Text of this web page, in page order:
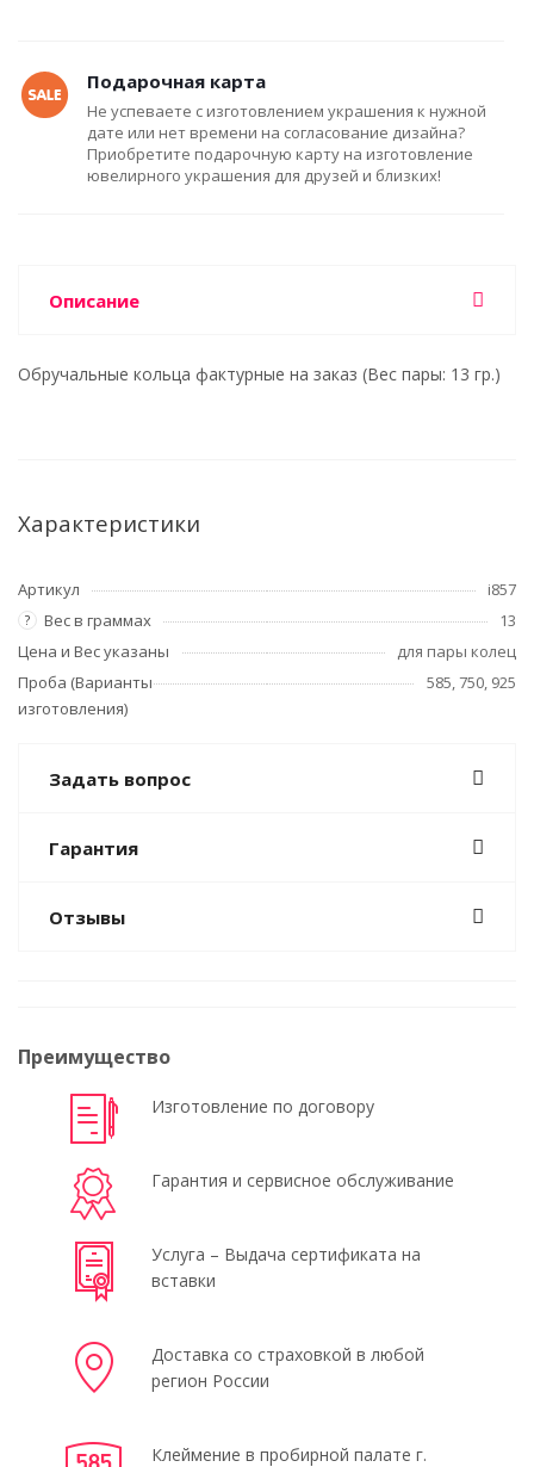
Подарочная карта
Не успеваете с изготовлением украшения к нужной
дате или нет времени на согласование дизайна?
Приобретите подарочную карту на изготовление
ювелирного украшения для друзей и близких!
Описание
Обручальные кольца фактурные на заказ (Вес пары: 13 гр.)
Характеристики
Артикул i857
? Вес в граммах
13
Цена и Вес указаны
для пары колец
Проба (Варианты
изготовления)
585, 750, 925
Задать вопрос
Гарантия
Отзывы
Преимущество
Изготовление по договору
Гарантия и сервисное обслуживание
Услуга – Выдача сертификата на
вставки
Доставка со страховкой в любой
регион России
Клеймение в пробирной палате г.